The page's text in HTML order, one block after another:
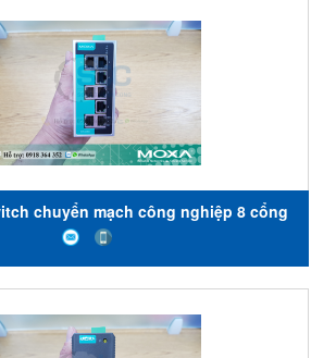
chuyển mạch công nghiệp 8 cổng
giá rẻ, Đại lý Moxa Việt Nam